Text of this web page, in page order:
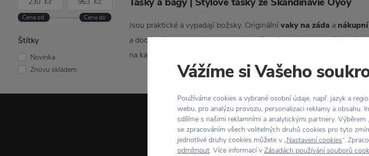
Štítky
Novinka
Znovu skladem
Jsou praktické a vypadají božsky. Originálnívaky na záda a
a dodávají mu punc individuality a vytříbeného vkusu. V naší
na každém rohu.
Vážíme si Vašeho
Používáme cookies a vybrané osobní údaje, např. jazyk a
webu, pro analýzu provozu, personalizaci reklamy a obsahu.
sdílíme s našimi reklamními a analytickými partnery. Výběrem
se zpracováním všech volitelných druhů cookies pro tyto
jednotlivé druhy cookies můžete v „Nastavení cookies“.
odmítnout. Více informací v Zásadách používání souborů